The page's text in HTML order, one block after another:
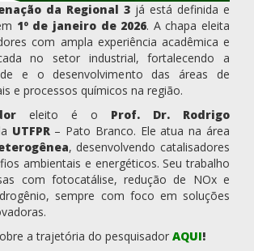
da Regional 3 já está definida e
1º de janeiro de 2026. A chapa eleita
com ampla experiência acadêmica e
no setor industrial, fortalecendo a
e o desenvolvimento das áreas de
e processos químicos na região.
eleito é o Prof. Dr. Rodrigo
UTFPR– Pato Branco. Ele atua na área
, desenvolvendo catalisadores
ambientais e energéticos. Seu trabalho
com fotocatálise, redução de NOx e
sempre com foco em soluções
a trajetória do pesquisador AQUI!